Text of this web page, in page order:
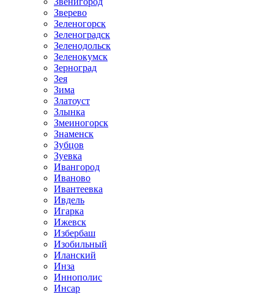
Зверево
Зеленогорск
Зеленоградск
Зеленодольск
Зеленокумск
Зерноград
Зея
Зима
Златоуст
Злынка
Змеиногорск
Знаменск
Зубцов
Зуевка
Ивангород
Иваново
Ивантеевка
Ивдель
Игарка
Ижевск
Избербаш
Изобильный
Иланский
Инза
Иннополис
Инсар